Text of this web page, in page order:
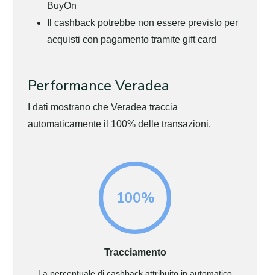
BuyOn
Il cashback potrebbe non essere previsto per
acquisti con pagamento tramite gift card
Performance Veradea
I dati mostrano che Veradea traccia
automaticamente il 100% delle transazioni.
100%
Tracciamento